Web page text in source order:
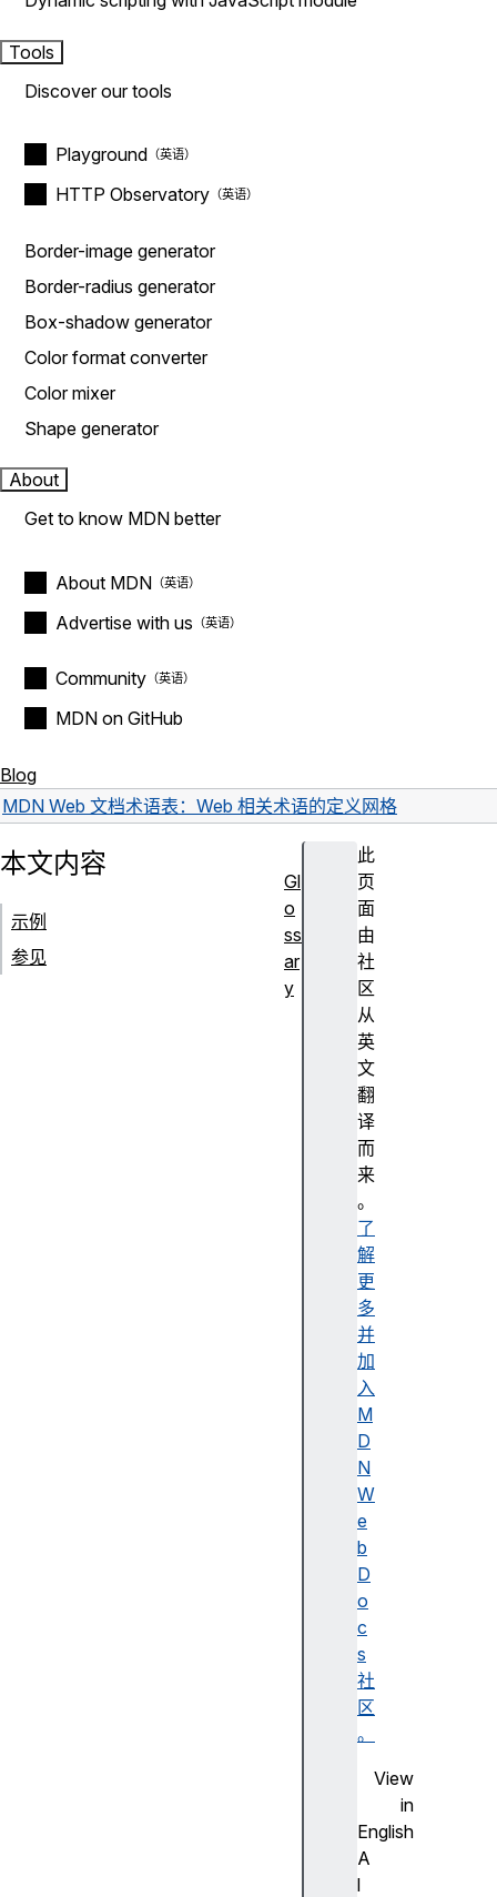
Tools
Discover our tools
Playground
HTTP Observatory
Border-image generator
Border-radius generator
Box-shadow generator
Color format converter
Color mixer
Shape generator
About
Get to know MDN better
About MDN
Advertise with us
Community
MDN on GitHub
Blog
MDN Web 文档术语表：Web 相关术语的定义网格
此
页
面
由
社
区
从
英
文
翻
译
而
来
。
了
解
更
多
并
加
入
M
D
N
W
e
b
D
o
c
s
社
区
。
View
in
English
A
l
本文内容
示例
参见
Gl
o
ss
ar
y